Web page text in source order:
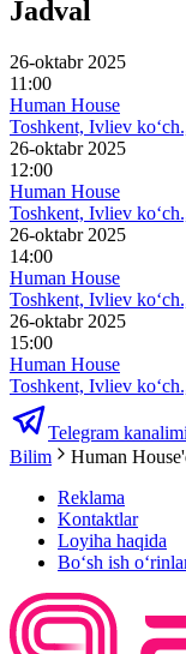
Jadval
26-oktabr 2025
11:00
Human House
Toshkent, Ivliev
26-oktabr 2025
12:00
Human House
Toshkent, Ivliev
26-oktabr 2025
14:00
Human House
Toshkent, Ivliev
26-oktabr 2025
15:00
Human House
Toshkent, Ivliev
Telegram
Bilim
Human
Reklama
Kontaktlar
Loyiha haqida
Bo‘sh ish